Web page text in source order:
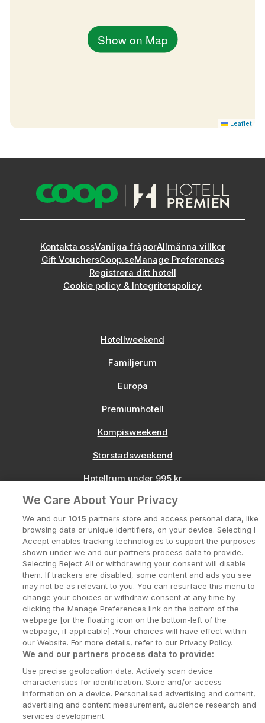
Show on Map
Leaflet
Kontakta ossVanliga frågorAllmänna villkor
Gift VouchersCoop.seManage Preferences
Registrera ditt hotell
Cookie policy & Integritetspolicy
Hotellweekend
Familjerum
Europa
Premiumhotell
Kompisweekend
Storstadsweekend
Hotellrum under 995 kr
Spahotell
Sydsverige
Om Hotellpremien
Nya hotell
Stadsweekend
Booking Enquiries:info@hotellpremien.se
Hotellsupport:scandinavian@digibreaks.com
Hotellpremien.se av en del av Coop
We Care About Your Privacy
We and our 1015 partners store and access personal data, like
browsing data or unique identifiers, on your device. Selecting I
Accept enables tracking technologies to support the purposes
shown under we and our partners process data to provide.
Selecting Reject All or withdrawing your consent will disable
them. If trackers are disabled, some content and ads you see
may not be as relevant to you. You can resurface this menu to
change your choices or withdraw consent at any time by
clicking the Manage Preferences link on the bottom of the
webpage [or the floating icon on the bottom-left of the
webpage, if applicable] .Your choices will have effect within
our Website. For more details, refer to our Privacy Policy.
We and our partners process data to provide:
Use precise geolocation data. Actively scan device
characteristics for identification. Store and/or access
information on a device. Personalised advertising and content,
advertising and content measurement, audience research and
services development.